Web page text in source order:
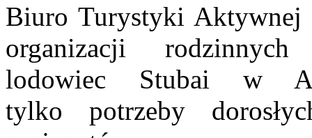
Biuro Turystyki Aktywnej
organizacji
lodowiec Stubai w
tylko potrzeby